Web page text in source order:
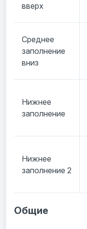
вверх
Среднее
заполнение
вниз
Нижнее
заполнение
Нижнее
заполнение 2
Общие